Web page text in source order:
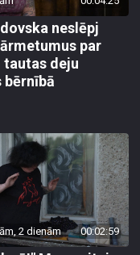
neslēpj
par
deju
bērnībā
2 dienām 00:02:59